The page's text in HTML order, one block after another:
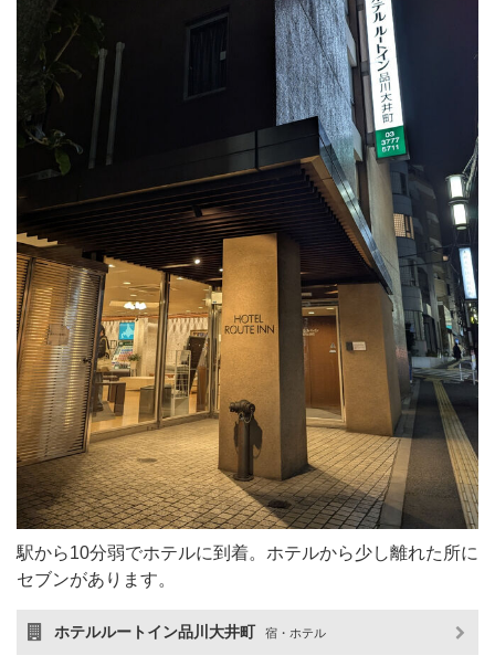
駅から10分弱でホテルに到着。ホテルから少し離れた所に
セブンがあります。
ホテルルートイン品川大井町 宿・ホテル